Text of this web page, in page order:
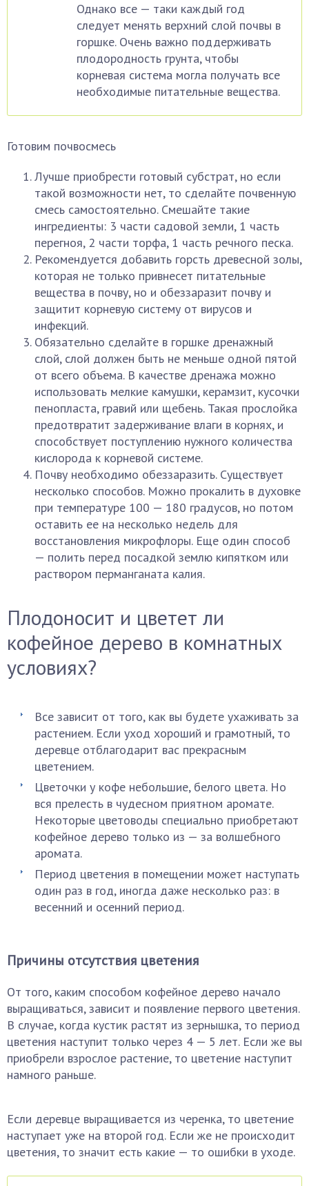
Однако все — таки каждый год
следует менять верхний слой почвы в
горшке. Очень важно поддерживать
плодородность грунта, чтобы
корневая система могла получать все
необходимые питательные вещества.
Готовим почвосмесь
Лучше приобрести готовый субстрат, но если
такой возможности нет, то сделайте почвенную
смесь самостоятельно. Смешайте такие
ингредиенты: 3 части садовой земли, 1 часть
перегноя, 2 части торфа, 1 часть речного песка.
Рекомендуется добавить горсть древесной золы,
которая не только привнесет питательные
вещества в почву, но и обеззаразит почву и
защитит корневую систему от вирусов и
инфекций.
Обязательно сделайте в горшке дренажный
слой, слой должен быть не меньше одной пятой
от всего объема. В качестве дренажа можно
использовать мелкие камушки, керамзит, кусочки
пенопласта, гравий или щебень. Такая прослойка
предотвратит задерживание влаги в корнях, и
способствует поступлению нужного количества
кислорода к корневой системе.
Почву необходимо обеззаразить. Существует
несколько способов. Можно прокалить в духовке
при температуре 100 — 180 градусов, но потом
оставить ее на несколько недель для
восстановления микрофлоры. Еще один способ
— полить перед посадкой землю кипятком или
раствором перманганата калия.
Плодоносит и цветет ли
кофейное дерево в комнатных
условиях?
Все зависит от того, как вы будете ухаживать за
растением. Если уход хороший и грамотный, то
деревце отблагодарит вас прекрасным
цветением.
Цветочки у кофе небольшие, белого цвета. Но
вся прелесть в чудесном приятном аромате.
Некоторые цветоводы специально приобретают
кофейное дерево только из — за волшебного
аромата.
Период цветения в помещении может наступать
один раз в год, иногда даже несколько раз: в
весенний и осенний период.
Причины отсутствия цветения
От того, каким способом кофейное дерево начало
выращиваться, зависит и появление первого цветения.
В случае, когда кустик растят из зернышка, то период
цветения наступит только через 4 — 5 лет. Если же вы
приобрели взрослое растение, то цветение наступит
намного раньше.
Если деревце выращивается из черенка, то цветение
наступает уже на второй год. Если же не происходит
цветения, то значит есть какие — то ошибки в уходе.